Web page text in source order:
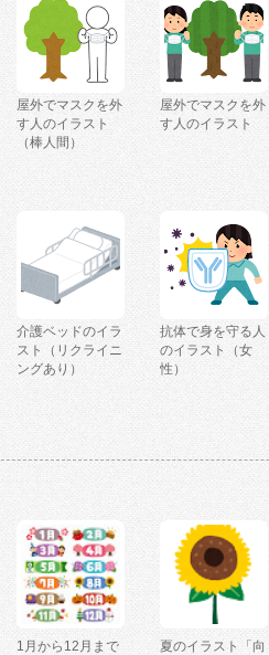
屋外でマスクを外
す人のイラスト
（棒人間）
屋外でマスクを外
す人のイラスト
介護ベッドのイラ
スト（リクライニ
ングあり）
抗体で身を守る人
のイラスト（女
性）
1月から12月まで
夏のイラスト「向